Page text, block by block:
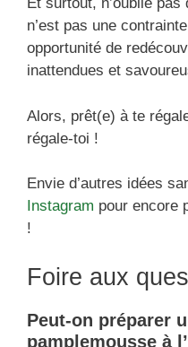
n’est pas une
opportunité de
inattendues et
Alors, prêt(e) à te
régale-toi !
Envie d’autres idées
Instagram pour encore
!
Foire aux
Peut-on préparer
pamplemousse à